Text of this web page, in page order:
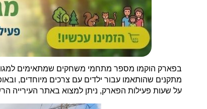
בפארק הוקמו מספר מתחמי משחקים שמתאימים
מתקנים שהותאמו עבור ילדים עם צרכים מיוחדים,
על שעות פעילות הפארק, ניתן למצוא באתר העירייה